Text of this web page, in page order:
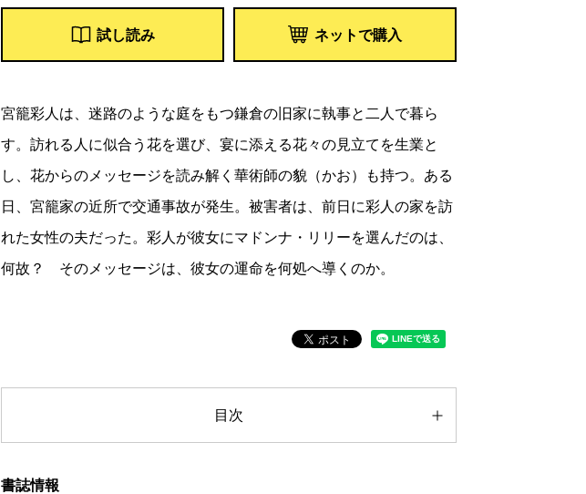
試し読み ネットで購入
宮籠彩人は、迷路のような庭をもつ鎌倉の旧家に執事と二人で暮ら
す。訪れる人に似合う花を選び、宴に添える花々の見立てを生業と
し、花からのメッセージを読み解く華術師の貌（かお）も持つ。ある
日、宮籠家の近所で交通事故が発生。被害者は、前日に彩人の家を訪
れた女性の夫だった。彩人が彼女にマドンナ・リリーを選んだのは、
何故？ そのメッセージは、彼女の運命を何処へ導くのか。
目次
書誌情報